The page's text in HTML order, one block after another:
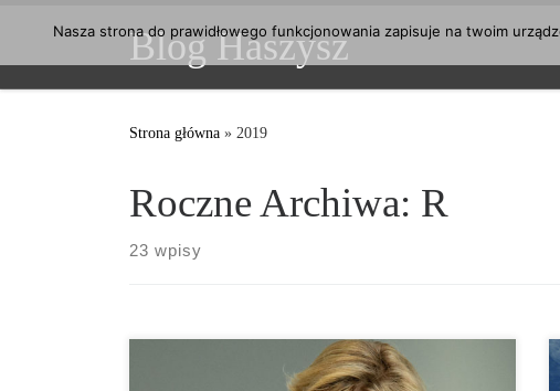
Przejdź do treściBlog Haszysz
Strona główna » 2019
Roczne Archiwa: R
23 wpisy
Nowa rzecznik ds. narkotyków w Niemczech Daniela
Nasza strona do prawidłowego funkcjonowania zapisuje na twoim